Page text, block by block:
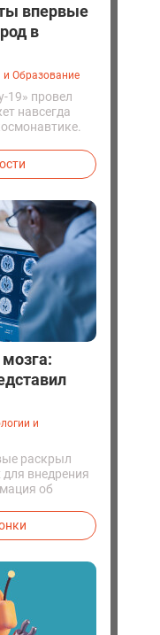
впервые
в
и Образование
19» провел
навсегда
и
с
мозга:
и
раскрыл
для внедрения
об